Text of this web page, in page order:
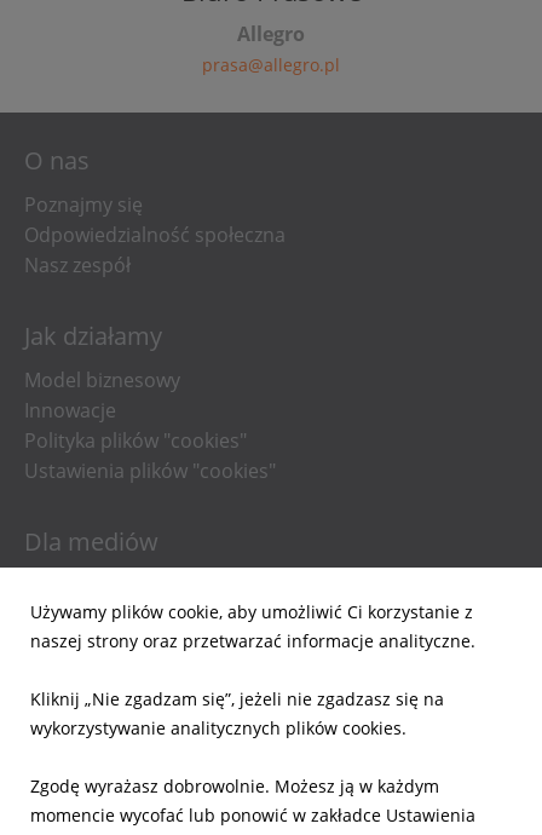
Allegro
prasa@allegro.pl
O nas
Poznajmy się
Odpowiedzialność społeczna
Nasz zespół
Jak działamy
Model biznesowy
Innowacje
Polityka plików "cookies"
Ustawienia plików "cookies"
Dla mediów
Materiały do pobrania
Powiadomienia email
Dla inwestorów
Raporty bieżące
Ład Korporacyjny
Używamy plików cookie, aby umożliwić Ci korzystanie z
naszej strony oraz przetwarzać informacje analityczne.
Kliknij „Nie zgadzam się”, jeżeli nie zgadzasz się na
wykorzystywanie analitycznych plików cookies.
Zgodę wyrażasz dobrowolnie. Możesz ją w każdym
momencie wycofać lub ponowić w zakładce Ustawienia